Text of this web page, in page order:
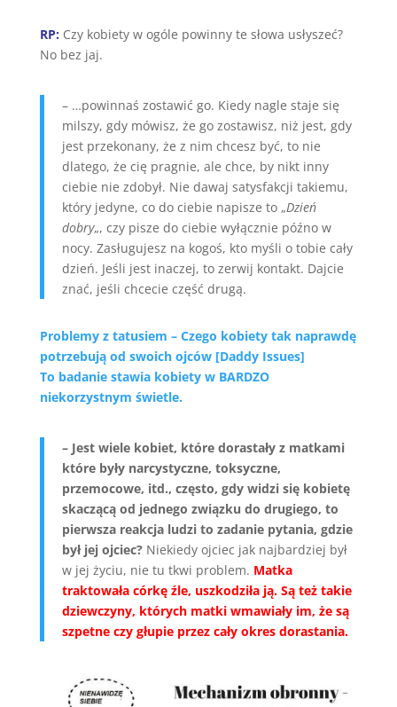
RP: Czy kobiety w ogóle powinny te słowa usłyszeć?
No bez jaj.
– …powinnaś zostawić go. Kiedy nagle staje się
milszy, gdy mówisz, że go zostawisz, niż jest, gdy
jest przekonany, że z nim chcesz być, to nie
dlatego, że cię pragnie, ale chce, by nikt inny
ciebie nie zdobył. Nie dawaj satysfakcji takiemu,
który jedyne, co do ciebie napisze to „Dzień
dobry„, czy pisze do ciebie wyłącznie późno w
nocy. Zasługujesz na kogoś, kto myśli o tobie cały
dzień. Jeśli jest inaczej, to zerwij kontakt. Dajcie
znać, jeśli chcecie część drugą.
Problemy z tatusiem – Czego kobiety tak naprawdę
potrzebują od swoich ojców [Daddy Issues]
To badanie stawia kobiety w BARDZO
niekorzystnym świetle.
– Jest wiele kobiet, które dorastały z matkami
które były narcystyczne, toksyczne,
przemocowe, itd., często, gdy widzi się kobietę
skaczącą od jednego związku do drugiego, to
pierwsza reakcja ludzi to zadanie pytania, gdzie
był jej ojciec? Niekiedy ojciec jak najbardziej był
w jej życiu, nie tu tkwi problem. Matka
traktowała córkę źle, uszkodziła ją. Są też takie
dziewczyny, których matki wmawiały im, że są
szpetne czy głupie przez cały okres dorastania.